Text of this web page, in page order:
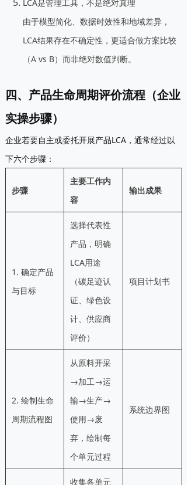
LCA是管理工具，不是绝对真理
由于模型简化、数据时效性和地域差异，
LCA结果存在不确定性，更适合做方案比较
（A vs B）而非绝对数值判断。
四、产品生命周期评价流程（企业
实操步骤）
企业若要自主或委托开展产品LCA，通常经过以
下六个步骤：
步骤
主要工作内
容
输出成果
1. 确定产品
与目标
选择代表性
产品，明确
LCA用途
（碳足迹认
证、绿色设
计、供应商
评价）
项目计划书
2. 绘制生命
周期流程图
从原料开采
→加工→运
输→生产→
使用→废
弃，绘制每
个单元过程
系统边界图
收集各单元